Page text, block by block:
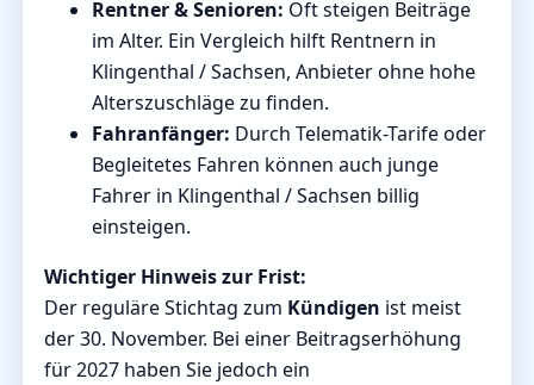
Rentner & Senioren: Oft steigen Beiträge
im Alter. Ein Vergleich hilft Rentnern in
Klingenthal / Sachsen, Anbieter ohne hohe
Alterszuschläge zu finden.
Fahranfänger: Durch Telematik-Tarife oder
Begleitetes Fahren können auch junge
Fahrer in Klingenthal / Sachsen billig
einsteigen.
Wichtiger Hinweis zur Frist:
Der reguläre Stichtag zum Kündigen ist meist
der 30. November. Bei einer Beitragserhöhung
für 2027 haben Sie jedoch ein